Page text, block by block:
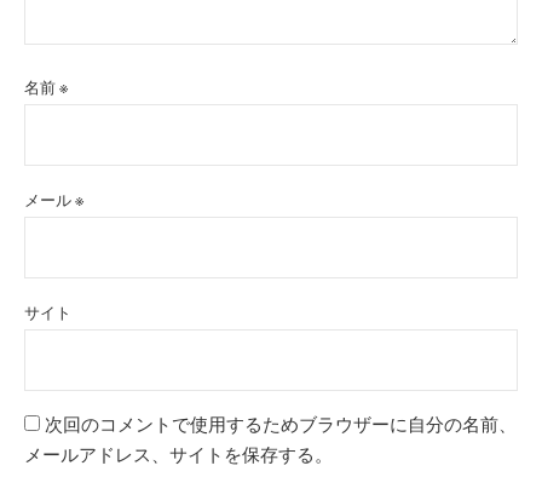
名前※
メール※
サイト
次回のコメントで使用するためブラウザーに自分の名前、
メールアドレス、サイトを保存する。